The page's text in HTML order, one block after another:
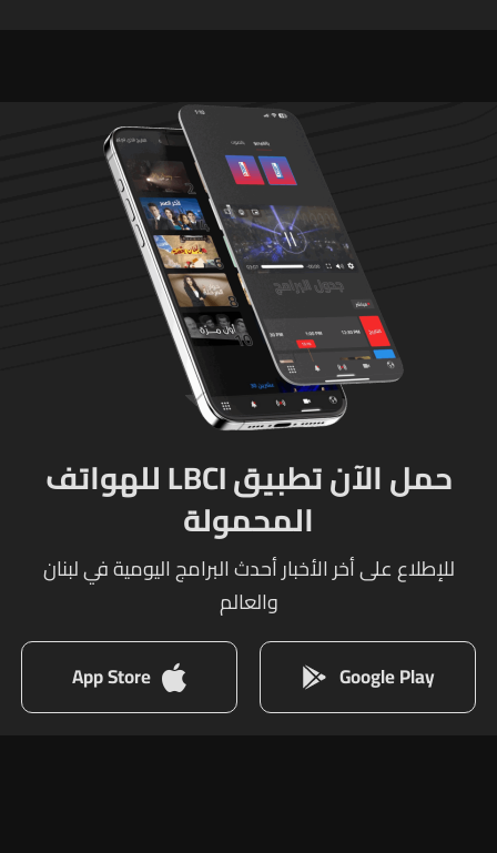
حمل الآن تطبيق LBCI للهواتف
المحمولة
للإطلاع على أخر الأخبار أحدث البرامج اليومية في لبنان
والعالم
Google Play
App Store